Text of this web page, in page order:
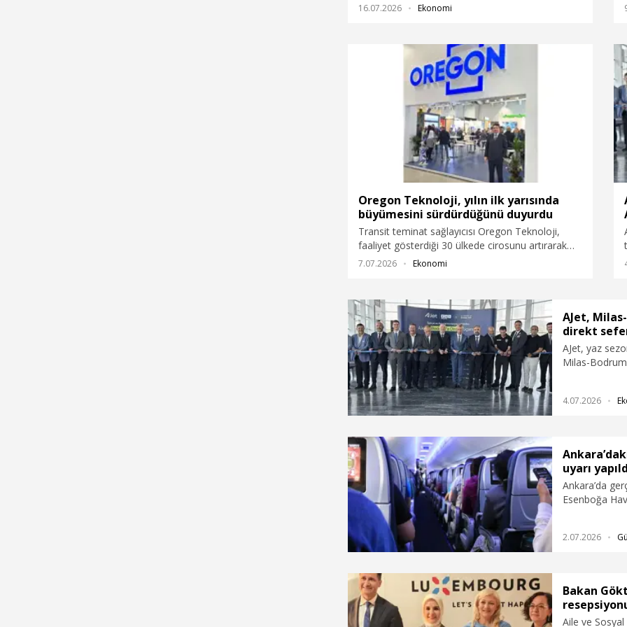
göre, uçuşlarda zamanında kalkış performansını
16.07.2026 Ekonomi
Oregon Teknoloji, yılın ilk yarısında
büyümesini sürdürdüğünü duyurdu
Transit teminat sağlayıcısı Oregon Teknoloji,
faaliyet gösterdiği 30 ülkede cirosunu artırarak
büyümesini sürdürdüğünü duyurdu. Şirket
merkezi ve yeni genel merkez binasının yapımının
tamamladığı bildirildi.
7.07.2026 Ekonomi
AJet,
direkt
AJet, yaz
Milas-
seferlere
4.07.2026
uyarı
Ankara’da
Esenboğa
2.07.2026
Bakan
Aile ve